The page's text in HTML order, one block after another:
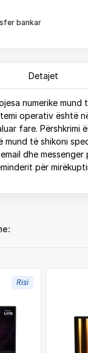
bankar
Detajet
numerike mund
operativ është
fare. Përshkrimi
mund të shikoni
dhe
për
Risi